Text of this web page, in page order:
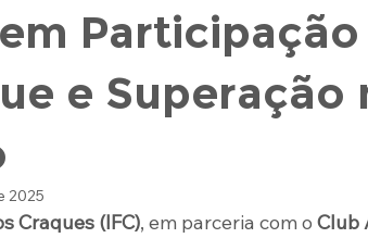
e Superação
2025
Craques (IFC), em parceria com o Club